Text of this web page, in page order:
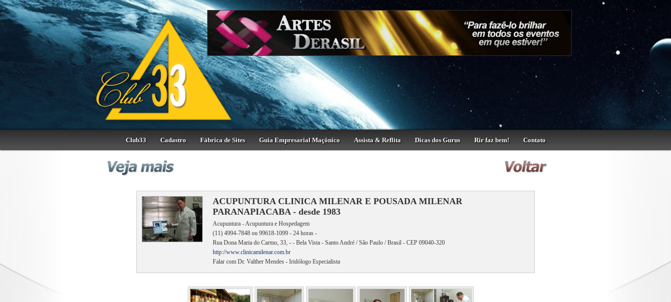
Club33 Cadastro Fábrica de Sites Guia Empresarial Maçônico Assista & Reflita Dicas dos Gurus Rir faz bem! Contato
ACUPUNTURA CLINICA MILENAR E POUSADA MILENAR
PARANAPIACABA - desde 1983
Acupuntura - Acupuntura e Hospedagem
(11) 4994-7848 ou 99618-1099 - 24 horas -
Rua Dona Maria do Carmo, 33, - - Bela Vista - Santo André / São Paulo / Brasil - CEP 09040-320
http://www.clinicamilenar.com.br
Falar com Dr. Valther Mendes - Iridólogo Especialista